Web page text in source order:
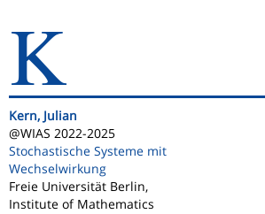
K
Kern, Julian
@WIAS 2022-2025
Stochastische Systeme mit
Wechselwirkung
Freie Universität Berlin,
Institute of Mathematics